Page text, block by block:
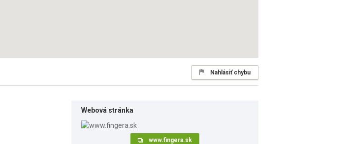
Nahlásiť chybu
Webová stránka
www.fingera.sk